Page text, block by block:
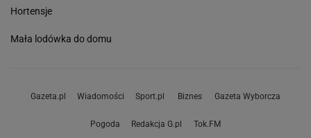
Hortensje
Mała lodówka do domu
Gazeta.pl Wiadomości Sport.pl Biznes Gazeta Wyborcza
Pogoda Redakcja G.pl Tok.FM